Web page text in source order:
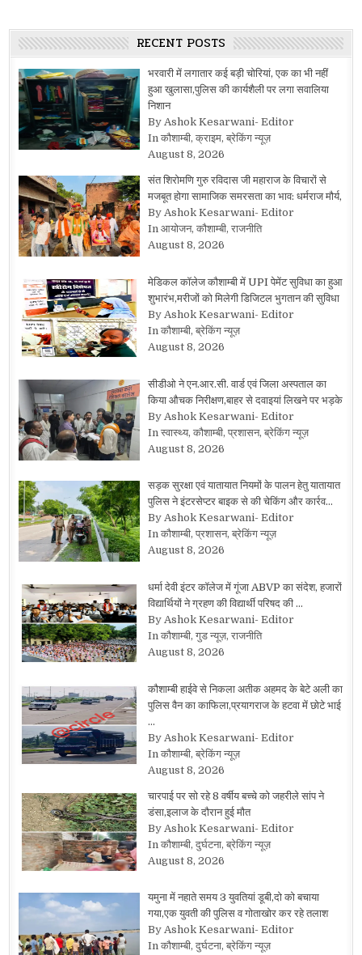
RECENT POSTS
भरवारी में लगातार कई बड़ी चोरियां, एक का भी नहीं
हुआ खुलासा,पुलिस की कार्यशैली पर लगा सवालिया
निशान
By Ashok Kesarwani- Editor
In कौशाम्बी, क्राइम, ब्रेकिंग न्यूज़
August 8, 2026
संत शिरोमणि गुरु रविदास जी महाराज के विचारों से
मजबूत होगा सामाजिक समरसता का भाव: धर्मराज मौर्य,
By Ashok Kesarwani- Editor
In आयोजन, कौशाम्बी, राजनीति
August 8, 2026
मेडिकल कॉलेज कौशाम्बी में UPI पेमेंट सुविधा का हुआ
शुभारंभ,मरीजों को मिलेगी डिजिटल भुगतान की सुविधा
By Ashok Kesarwani- Editor
In कौशाम्बी, ब्रेकिंग न्यूज़
August 8, 2026
सीडीओ ने एन.आर.सी. वार्ड एवं जिला अस्पताल का
किया औचक निरीक्षण,बाहर से दवाइयां लिखने पर भड़के
By Ashok Kesarwani- Editor
In स्वास्थ्य, कौशाम्बी, प्रशासन, ब्रेकिंग न्यूज़
August 8, 2026
सड़क सुरक्षा एवं यातायात नियमों के पालन हेतु यातायात
पुलिस ने इंटरसेप्टर बाइक से की चेकिंग और कार्रव…
By Ashok Kesarwani- Editor
In कौशाम्बी, प्रशासन, ब्रेकिंग न्यूज़
August 8, 2026
धर्मा देवी इंटर कॉलेज में गूंजा ABVP का संदेश, हजारों
विद्यार्थियों ने ग्रहण की विद्यार्थी परिषद की …
By Ashok Kesarwani- Editor
In कौशाम्बी, गुड न्यूज़, राजनीति
August 8, 2026
कौशाम्बी हाईवे से निकला अतीक अहमद के बेटे अली का
पुलिस वैन का काफिला,प्रयागराज के हटवा में छोटे भाई
…
By Ashok Kesarwani- Editor
In कौशाम्बी, ब्रेकिंग न्यूज़
August 8, 2026
चारपाई पर सो रहे 8 वर्षीय बच्चे को जहरीले सांप ने
डंसा,इलाज के दौरान हुई मौत
By Ashok Kesarwani- Editor
In कौशाम्बी, दुर्घटना, ब्रेकिंग न्यूज़
August 8, 2026
यमुना में नहाते समय 3 युवतियां डूबी,दो को बचाया
गया,एक युवती की पुलिस व गोताखोर कर रहे तलाश
By Ashok Kesarwani- Editor
In कौशाम्बी, दुर्घटना, ब्रेकिंग न्यूज़